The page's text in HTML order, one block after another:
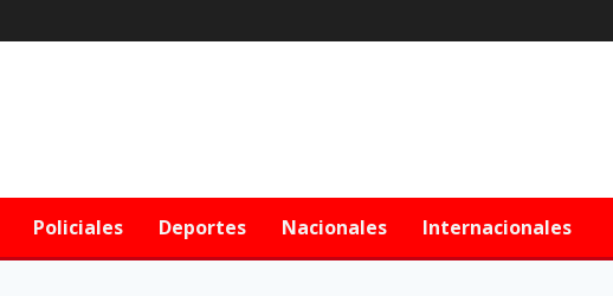
Policiales Deportes Nacionales Internacionales